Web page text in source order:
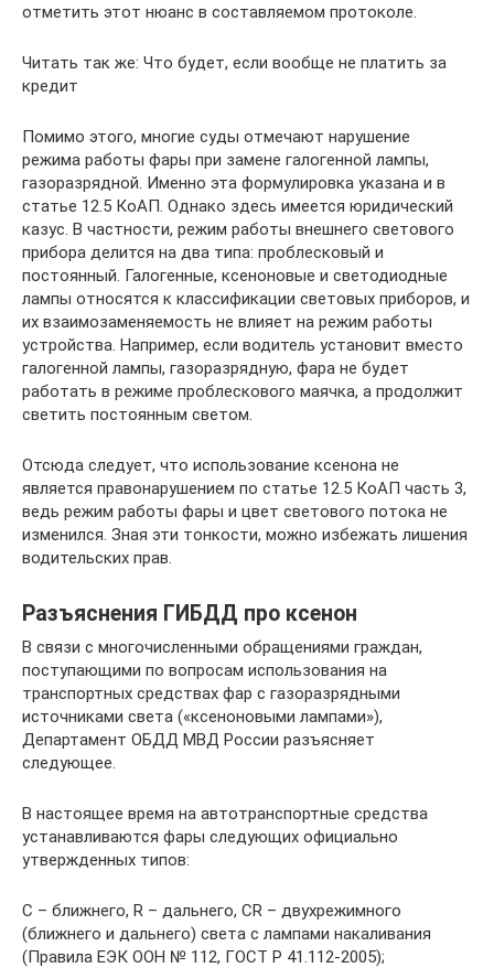
отметить этот нюанс в составляемом протоколе.
Читать так же: Что будет, если вообще не платить за
кредит
Помимо этого, многие суды отмечают нарушение
режима работы фары при замене галогенной лампы,
газоразрядной. Именно эта формулировка указана и в
статье 12.5 КоАП. Однако здесь имеется юридический
казус. В частности, режим работы внешнего светового
прибора делится на два типа: проблесковый и
постоянный. Галогенные, ксеноновые и светодиодные
лампы относятся к классификации световых приборов, и
их взаимозаменяемость не влияет на режим работы
устройства. Например, если водитель установит вместо
галогенной лампы, газоразрядную, фара не будет
работать в режиме проблескового маячка, а продолжит
светить постоянным светом.
Отсюда следует, что использование ксенона не
является правонарушением по статье 12.5 КоАП часть 3,
ведь режим работы фары и цвет светового потока не
изменился. Зная эти тонкости, можно избежать лишения
водительских прав.
Разъяснения ГИБДД про ксенон
В связи с многочисленными обращениями граждан,
поступающими по вопросам использования на
транспортных средствах фар с газоразрядными
источниками света («ксеноновыми лампами»),
Департамент ОБДД МВД России разъясняет
следующее.
В настоящее время на автотранспортные средства
устанавливаются фары следующих официально
утвержденных типов:
С – ближнего, R – дальнего, СR – двухрежимного
(ближнего и дальнего) света с лампами накаливания
(Правила ЕЭК ООН № 112, ГОСТ Р 41.112-2005);